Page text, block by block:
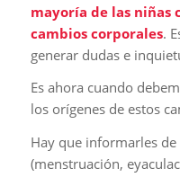
mayoría de las niñas
cambios corporales.
generar dudas e
Es ahora cuando
los orígenes de estos
Hay que informarles
(menstruación,